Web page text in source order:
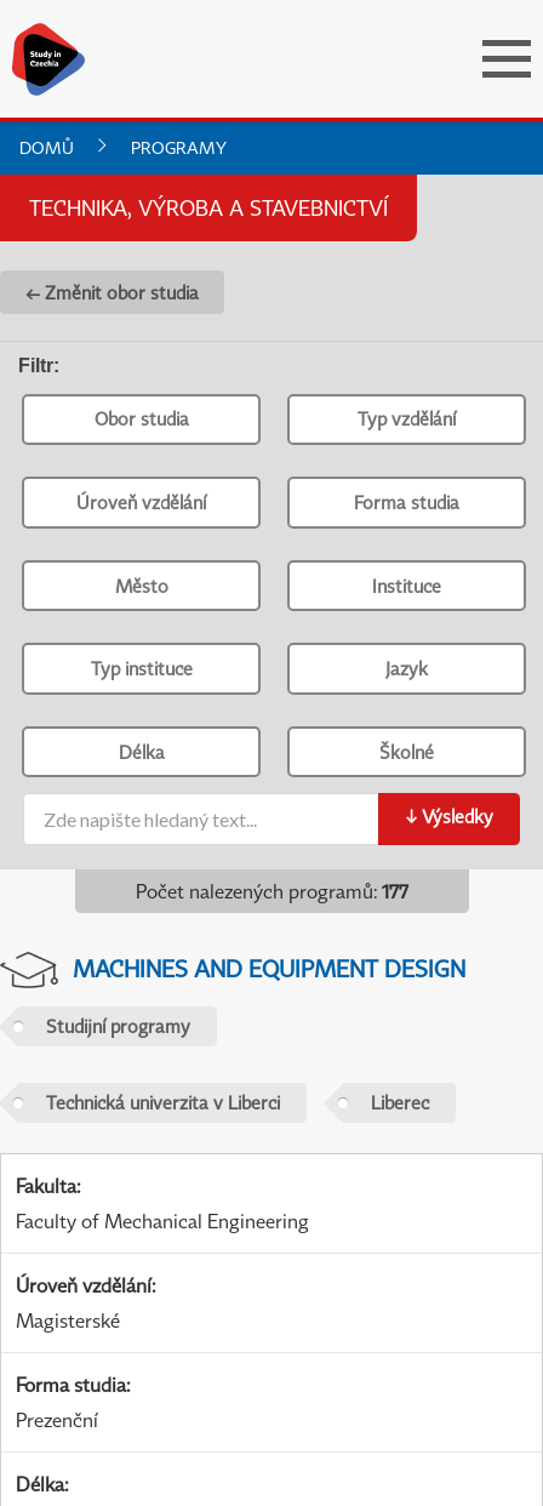
DOMŮ PROGRAMY
TECHNIKA, VÝROBA A STAVEBNICTVÍ
← Změnit obor studia
Filtr:
Obor studia Typ vzdělání
Úroveň vzdělání Forma studia
Město Instituce
Typ instituce Jazyk
Délka Školné
↓ Výsledky
Počet nalezených programů: 177
MACHINES AND EQUIPMENT DESIGN
Studijní programy
Technická univerzita v Liberci Liberec
Fakulta:
Faculty of Mechanical Engineering
Úroveň vzdělání:
Magisterské
Forma studia:
Prezenční
Délka: